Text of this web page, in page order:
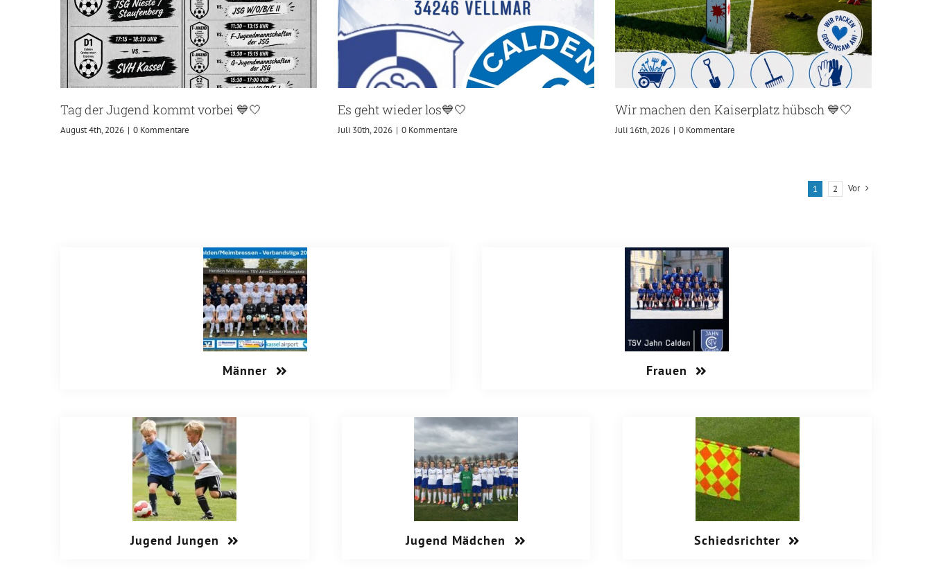
Tag der Jugend kommt vorbei 💙🤍
August 4th, 2026 | 0 Kommentare
Es geht wieder los💙🤍
Juli 30th, 2026 | 0 Kommentare
Wir machen den Kaiserplatz hübsch 💙🤍
Juli 16th, 2026 | 0 Kommentare
1 2 Vor
Männer Frauen
Jugend Jungen Jugend Mädchen Schiedsrichter